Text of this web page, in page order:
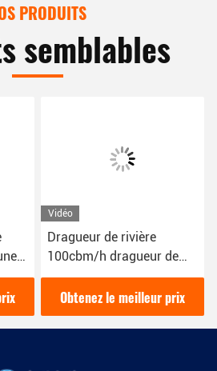
PRODUITS
semblables
h
Vidéo
Dragueur de rivière
100cbm/h dragueur de
sable couleur rouge 16kw
bateau dragueur de boue
Obtenez le meilleur prix